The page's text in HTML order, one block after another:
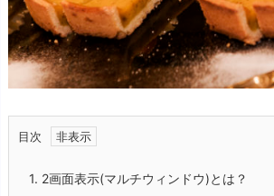
目次
1. 2画面表示(マルチウィンドウ)とは？